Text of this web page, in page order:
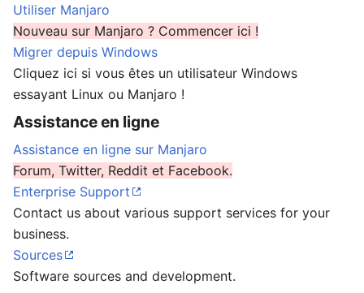
Utiliser Manjaro
Nouveau sur Manjaro ? Commencer ici !
Migrer depuis Windows
Cliquez ici si vous êtes un utilisateur Windows
essayant Linux ou Manjaro !
Assistance en ligne
Assistance en ligne sur Manjaro
Forum, Twitter, Reddit et Facebook.
Enterprise Support
Contact us about various support services for your
business.
Sources
Software sources and development.